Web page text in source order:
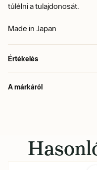
túlélni a tulajdonosát.
Made in Japan
Értékelés
A márkáról